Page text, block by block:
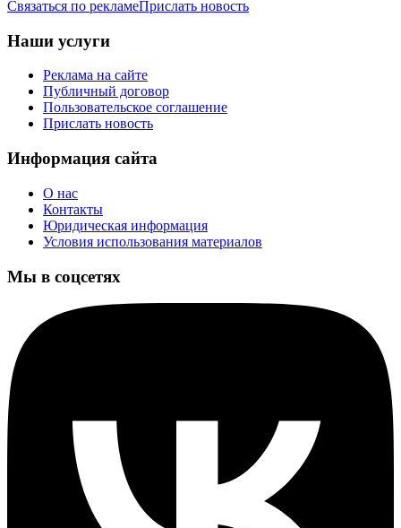
Связаться по рекламеПрислать новость
Наши услуги
Реклама на сайте
Публичный договор
Пользовательское соглашение
Прислать новость
Информация сайта
О нас
Контакты
Юридическая информация
Условия использования материалов
Мы в соцсетях